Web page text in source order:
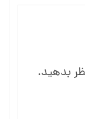
بدهید.